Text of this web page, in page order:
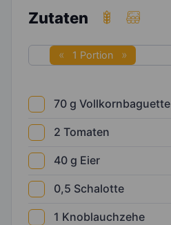
Zutaten
1 Portion
70 g Vollkornbaguette
2 Tomaten
40 g Eier
0,5 Schalotte
1 Knoblauchzehe